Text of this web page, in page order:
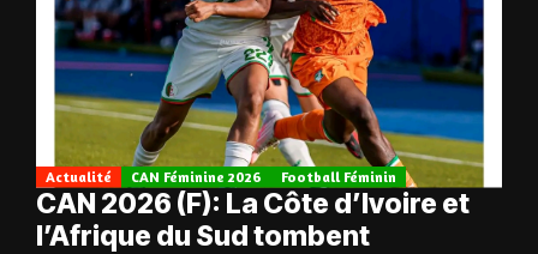
Actualité CAN Féminine 2026 Football Féminin
CAN 2026 (F): La Côte d’Ivoire et
l’Afrique du Sud tombent